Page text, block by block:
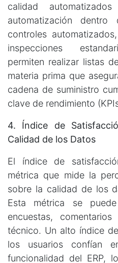
calidad
automatización
controles
inspecciones
permiten realizar listas
materia prima que
cadena de suministro
clave de rendimiento
4. Índice de
Calidad de los Datos
El índice de
métrica que mide la
sobre la calidad de los
Esta métrica se
encuestas,
técnico. Un alto índice
los usuarios confían
funcionalidad del ERP,